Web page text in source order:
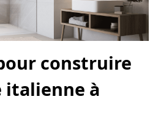
construire
italienne à